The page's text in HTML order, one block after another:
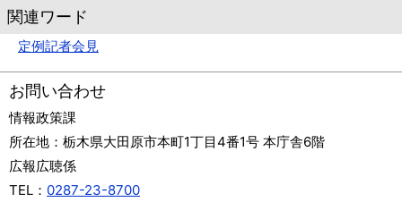
関連ワード
定例記者会見
お問い合わせ
情報政策課
所在地： 栃木県大田原市本町1丁目4番1号 本庁舎6階
広報広聴係
TEL： 0287-23-8700